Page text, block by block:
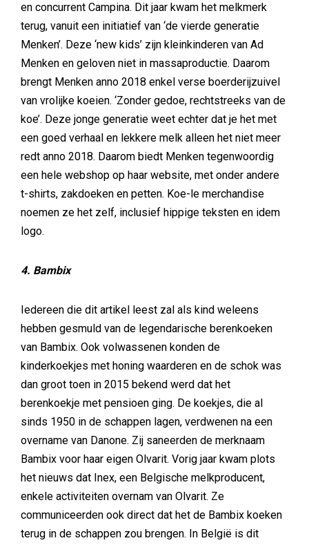
en concurrent Campina. Dit jaar kwam het melkmerk
terug, vanuit een initiatief van ‘de vierde generatie
Menken’. Deze ‘new kids’ zijn kleinkinderen van Ad
Menken en geloven niet in massaproductie. Daarom
brengt Menken anno 2018 enkel verse boerderijzuivel
van vrolijke koeien. ‘Zonder gedoe, rechtstreeks van de
koe’. Deze jonge generatie weet echter dat je het met
een goed verhaal en lekkere melk alleen het niet meer
redt anno 2018. Daarom biedt Menken tegenwoordig
een hele webshop op haar website, met onder andere
t-shirts, zakdoeken en petten. Koe-le merchandise
noemen ze het zelf, inclusief hippige teksten en idem
logo.
4. Bambix
Iedereen die dit artikel leest zal als kind weleens
hebben gesmuld van de legendarische berenkoeken
van Bambix. Ook volwassenen konden de
kinderkoekjes met honing waarderen en de schok was
dan groot toen in 2015 bekend werd dat het
berenkoekje met pensioen ging. De koekjes, die al
sinds 1950 in de schappen lagen, verdwenen na een
overname van Danone. Zij saneerden de merknaam
Bambix voor haar eigen Olvarit. Vorig jaar kwam plots
het nieuws dat Inex, een Belgische melkproducent,
enkele activiteiten overnam van Olvarit. Ze
communiceerden ook direct dat het de Bambix koeken
terug in de schappen zou brengen. In België is dit